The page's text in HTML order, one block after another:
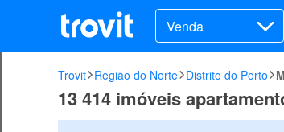
Venda
Trovit Região do Norte Distrito do Porto
13 414 imóveis